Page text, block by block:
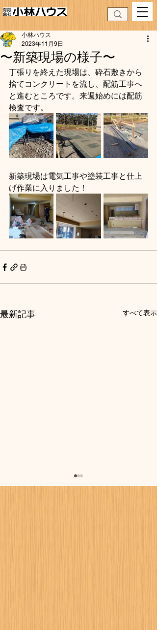
〜新築現場の様子〜
小林ハウス
2023年11月9日
丁張りを終えた現場は、砕石敷きから
捨てコンクリートを流し、配筋工事へ
と進むところです。来週始めには配筋
検査です。
新築現場は電気工事や塗装工事と仕上
げ作業に入りました！
最新記事 すべて表示